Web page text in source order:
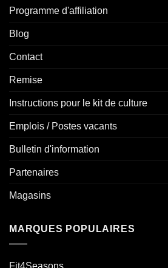
Programme d'affiliation
Blog
Contact
Remise
Instructions pour le kit de culture
Emplois / Postes vacants
Bulletin d'information
Partenaires
Magasins
MARQUES POPULAIRES
Fit4Seasons